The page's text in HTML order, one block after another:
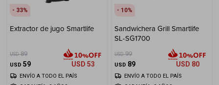
33
Extractor de jugo Smartlife
USD 89
USD 59 USD 53
ENVÍO A TODO EL PAÍS
10
Sandwichera Grill Smartlife
SL-SG1700
USD 99
USD 89 USD 80
ENVÍO A TODO EL PAÍS